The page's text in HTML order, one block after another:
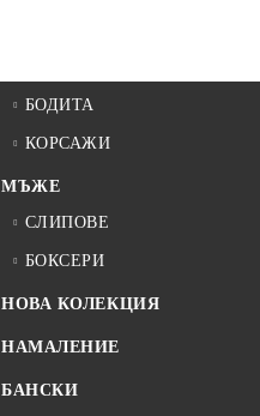
БОДИТА
КОРСАЖИ
МЪЖЕ
СЛИПОВЕ
БОКСЕРИ
НОВА КОЛЕКЦИЯ
НАМАЛЕНИЕ
БАНСКИ